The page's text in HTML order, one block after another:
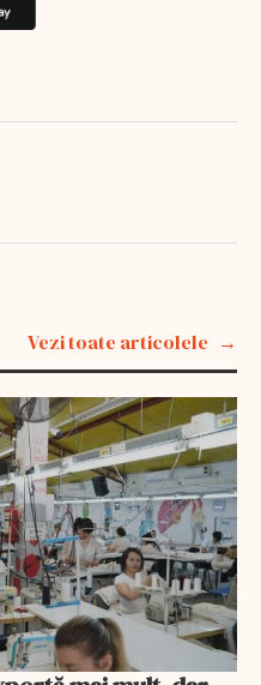
Vezi toate articolele